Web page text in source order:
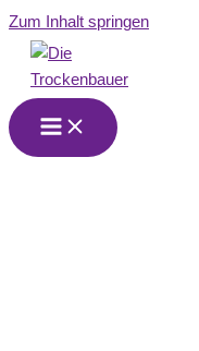
Zum Inhalt springen